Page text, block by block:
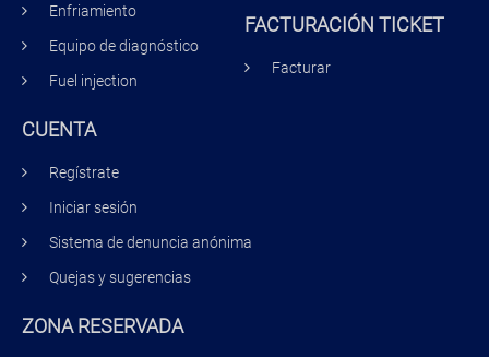
Enfriamiento
Equipo de diagnóstico
Fuel injection
FACTURACIÓN TICKET
Facturar
CUENTA
Regístrate
Iniciar sesión
Sistema de denuncia anónima
Quejas y sugerencias
ZONA RESERVADA